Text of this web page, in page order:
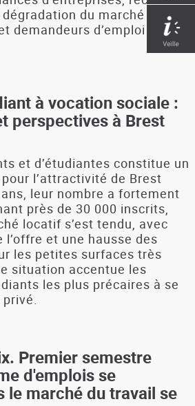
du marché du
demandeurs d’emploi en
à vocation sociale :
perspectives à Brest
et d’étudiantes constitue un
l’attractivité de Brest
leur nombre a fortement
près de 30 000 inscrits,
locatif s’est tendu, avec
et une hausse des
les petites surfaces très
situation accentue les
les plus précaires à se
Premier semestre
d'emplois se
le marché du travail se